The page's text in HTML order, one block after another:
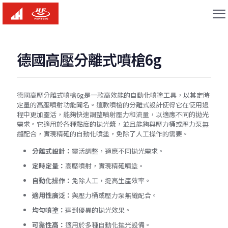
德國高壓分離式噴槍6g
德國高壓分離式噴槍6g是一款高效能的自動化噴塗工具，以其定時
定量的高壓噴射功能聞名。這款噴槍的分離式設計使得它在使用過
程中更加靈活，能夠快速調整噴射壓力和流量，以適應不同的拋光
需求。它適用於各種黏度的拋光漿，並且能夠與壓力桶或壓力泵無
縫配合，實現精確的自動化噴塗，免除了人工操作的需要。
分離式設計： 靈活調整，適應不同拋光需求。
定時定量： 高壓噴射，實現精確噴塗。
自動化操作： 免除人工，提高生產效率。
適用性廣泛： 與壓力桶或壓力泵無縫配合。
均勻噴塗： 達到優異的拋光效果。
可靠性高： 適用於多種自動化拋光設備。